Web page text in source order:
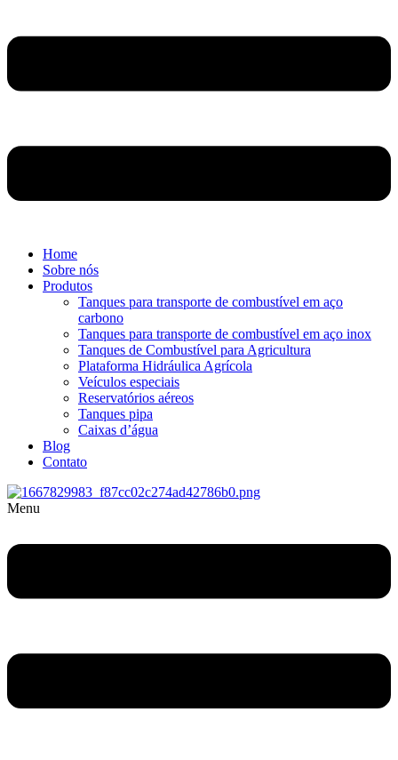
Home
Sobre nós
Produtos
Tanques para transporte de combustível em aço
carbono
Tanques para transporte de combustível em aço inox
Tanques de Combustível para Agricultura
Plataforma Hidráulica Agrícola
Veículos especiais
Reservatórios aéreos
Tanques pipa
Caixas d’água
Blog
Contato
Menu